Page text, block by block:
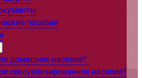
пособия
домашнее насилие?
сексуализированное насилие?